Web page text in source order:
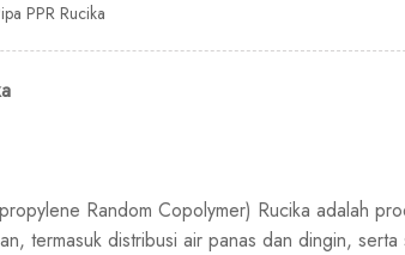
PPR Rucika
Random Copolymer) Rucika adalah
termasuk distribusi air panas dan dingin,